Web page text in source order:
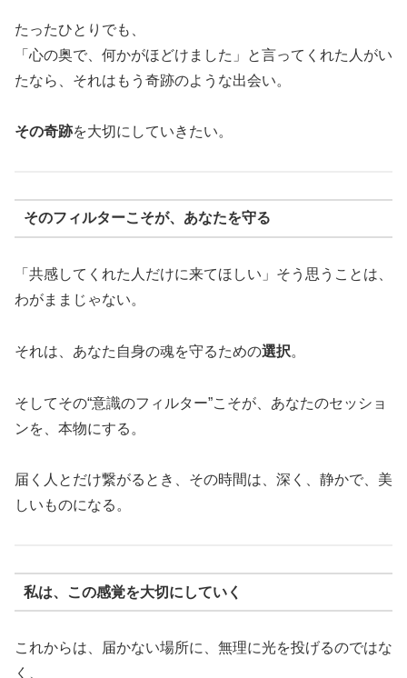
たったひとりでも、
「心の奥で、何かがほどけました」と言ってくれた人がい
たなら、それはもう奇跡のような出会い。
その奇跡を大切にしていきたい。
そのフィルターこそが、あなたを守る
「共感してくれた人だけに来てほしい」そう思うことは、
わがままじゃない。
それは、あなた自身の魂を守るための選択。
そしてその“意識のフィルター”こそが、あなたのセッショ
ンを、本物にする。
届く人とだけ繋がるとき、その時間は、深く、静かで、美
しいものになる。
私は、この感覚を大切にしていく
これからは、届かない場所に、無理に光を投げるのではな
く、